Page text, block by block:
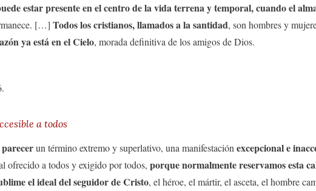
estar presente en el centro de la vida terrena y temporal, cuando el
[…] Todos los cristianos, llamados a la santidad, son hombres y
ya está en el Cielo, morada definitiva de los amigos de Dios.
a todos
un término extremo y superlativo, una manifestación excepcional e
ofrecido a todos y exigido por todos, porque normalmente reservamos esta
el ideal del seguidor de Cristo, el héroe, el mártir, el asceta, el hombre